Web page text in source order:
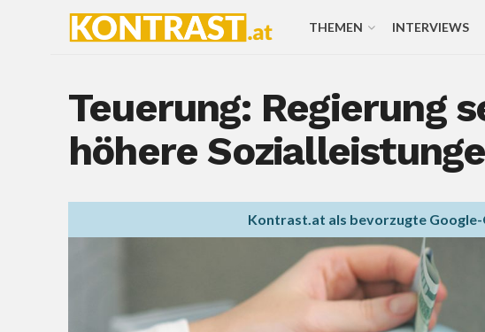
THEMEN INTERVIEWS
Teuerung: Regierung
höhere
Kontrast.at als bevorzugte Google-